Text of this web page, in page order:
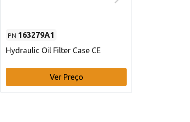
PN 163279A1
Hydraulic Oil Filter Case CE
Ver Preço